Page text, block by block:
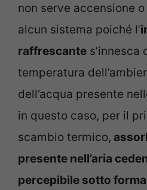
non serve accensione
alcun sistema poiché l’
raffrescante s’innesca
temperatura
dell’acqua presente
in questo caso, per il
scambio termico,
presente nell’aria
percepibile sotto